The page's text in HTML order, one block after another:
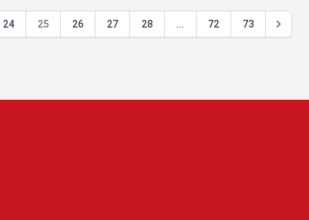
24 25 26 27 28 ... 72 73